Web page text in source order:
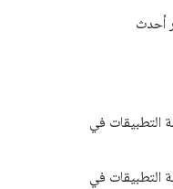
التطبيقات في
التطبيقات في